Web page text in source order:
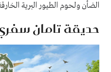
الضأن ولحوم الطيور البرية
حديقة تامان